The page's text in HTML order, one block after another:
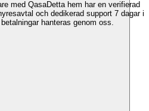
med QasaDetta hem har en verifierad
och dedikerad support 7 dagar i
hanteras genom oss.